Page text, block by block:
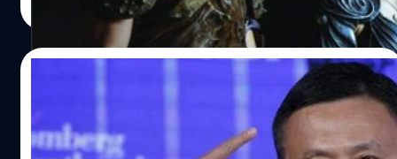
แจ็ค หม่า โจมตีหลักสูตรการเรียนทุกวันนี้เป็น
เหตุให้บัณฑิตจบออกมาเตะฝุ่นเพียบ